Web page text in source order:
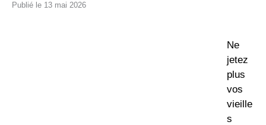
13 mai 2026
Ne
jetez
plus
vos
vieille
s